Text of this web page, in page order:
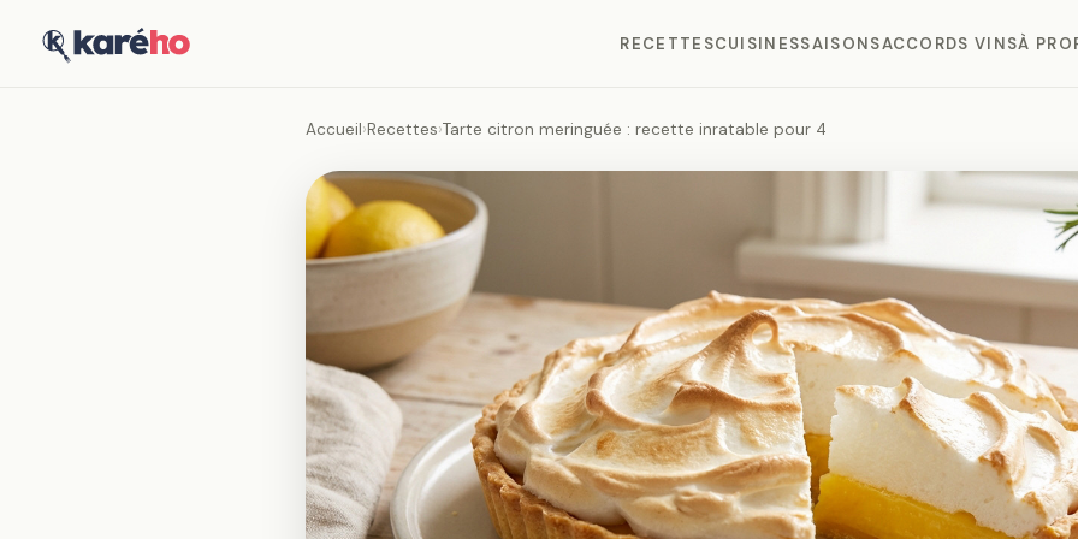
RECETTESCUISINESSAISONSACCORDS VINSÀ
Accueil›Recettes›Tarte citron meringuée : recette inratable pour 4